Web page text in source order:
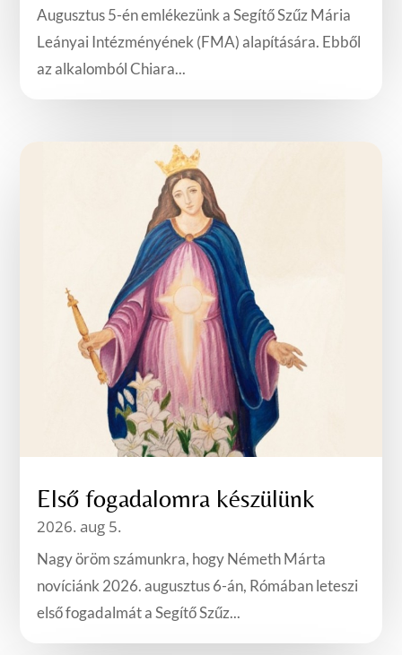
Augusztus 5-én emlékezünk a Segítő Szűz Mária
Leányai Intézményének (FMA) alapítására. Ebből
az alkalomból Chiara...
Első fogadalomra készülünk
2026. aug 5.
Nagy öröm számunkra, hogy Németh Márta
novíciánk 2026. augusztus 6-án, Rómában leteszi
első fogadalmát a Segítő Szűz...